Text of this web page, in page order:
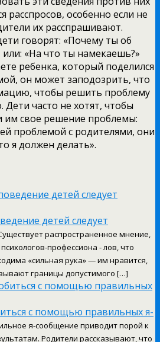
расспросов, особенно если не
их расспрашивают.
говорят: «Почему ты об
«На что ты намекаешь?»
ребенка, который поделился
он может заподозрить, что
чтобы решить проблему
Дети часто не хотят, чтобы
им свое решение проблемы:
проблемой с родителями, они
я должен делать».
детей следует
распространенное мнение,
профессиона - лов, что
«сильная рука» — им нравится,
границы допустимого […]
с помощью правильных я-
я-сообщение приводит порой к
Родители рассказывают, что